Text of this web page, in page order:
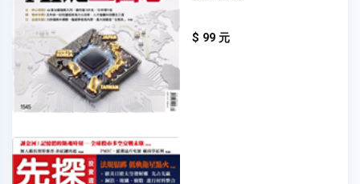
$ 99 元